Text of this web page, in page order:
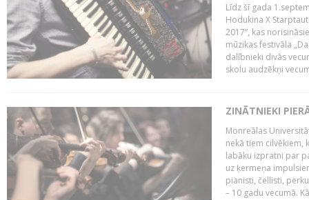
Līdz šī gada
Hodukina X
2017”, kas
mūzikas festivāla
dalībnieki divās
skolu audzēkņi
ZINĀTNIEKI
Monreālas
nekā tiem cilvēkiem,
labāku izpratni par
uz ķermeņa
pianisti, čellisti,
– 10 gadu vecumā.